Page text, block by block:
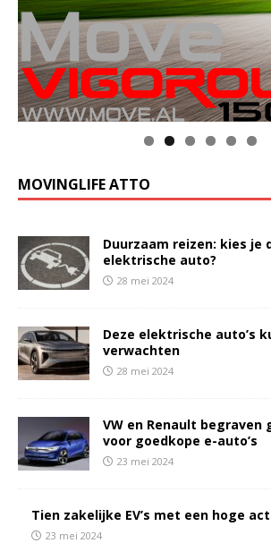
MOVINGLIFE ATTO
Duurzaam reizen: kies je
elektrische auto?
28 mei 2024
Deze elektrische auto’s
verwachten
28 mei 2024
VW en Renault begraven
voor goedkope e-auto’s
23 mei 2024
Tien zakelijke EV’s met een hoge
23 mei 2024